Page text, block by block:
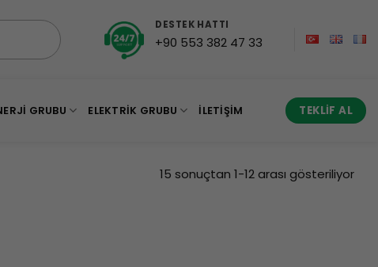
DESTEK HATTI
+90 553 382 47 33
GRUBU ELEKTRIK GRUBU İLETIŞIM TEKLIF AL
15 sonuçtan 1-12 arası gösteriliyorEn